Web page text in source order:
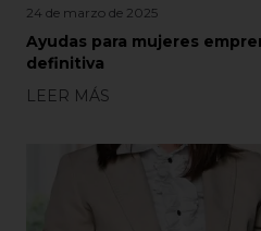
24 de marzo de 2025
Ayudas para mujeres
definitiva
LEER MÁS